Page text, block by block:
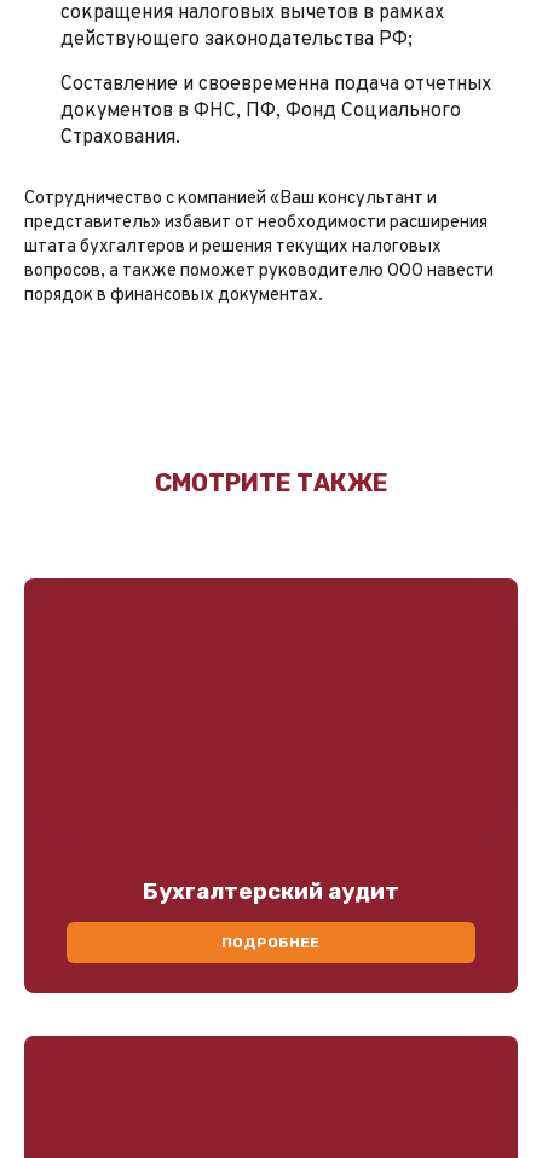
сокращения налоговых вычетов в рамках
действующего законодательства РФ;
Составление и своевременна подача отчетных
документов в ФНС, ПФ, Фонд Социального
Страхования.
Сотрудничество с компанией «Ваш консультант и
представитель» избавит от необходимости расширения
штата бухгалтеров и решения текущих налоговых
вопросов, а также поможет руководителю ООО навести
порядок в финансовых документах.
СМОТРИТЕ ТАКЖЕ
Бухгалтерский аудит
ПОДРОБНЕЕ